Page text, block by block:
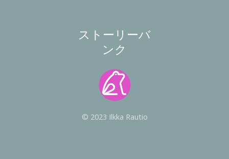
ストーリーバ
ンク
© 2023 Ilkka Rautio